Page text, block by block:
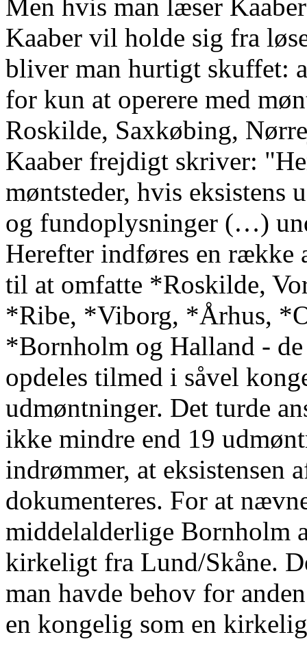
Men hvis man læser
Kaaber vil holde sig fra
bliver man hurtigt skuffet:
for kun at operere med
Roskilde, Saxkøbing,
Kaaber frejdigt skriver:
møntsteder, hvis eksistens
og fundoplysninger (…)
Herefter indføres en række
til at omfatte *Roskilde,
*Ribe, *Viborg, *Århus,
*Bornholm og Halland -
opdeles tilmed i såvel
udmøntninger. Det turde
ikke mindre end 19
indrømmer, at eksistensen
dokumenteres. For at
middelalderlige Bornholm
kirkeligt fra Lund/Skåne.
man havde behov for
en kongelig som en